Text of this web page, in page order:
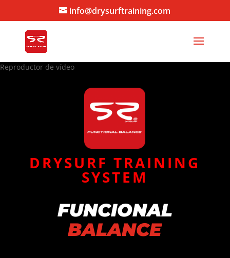
info@drysurftraining.com
Reproductor de vídeo
DRYSURF TRAINING
SYSTEM
FUNCIONAL
BALANCE